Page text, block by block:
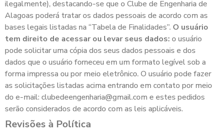
ilegalmente), destacando-se que o Clube de Engenharia de
Alagoas poderá tratar os dados pessoais de acordo com as
bases legais listadas na “Tabela de Finalidades”. O usuário
tem direito de acessar ou levar seus dados: o usuário
pode solicitar uma cópia dos seus dados pessoais e dos
dados que o usuário forneceu em um formato legível sob a
forma impressa ou por meio eletrônico. O usuário pode fazer
as solicitações listadas acima entrando em contato por meio
do e-mail: clubedeengenharia@gmail.com e estes pedidos
serão considerados de acordo com as leis aplicáveis.
Revisões à Política